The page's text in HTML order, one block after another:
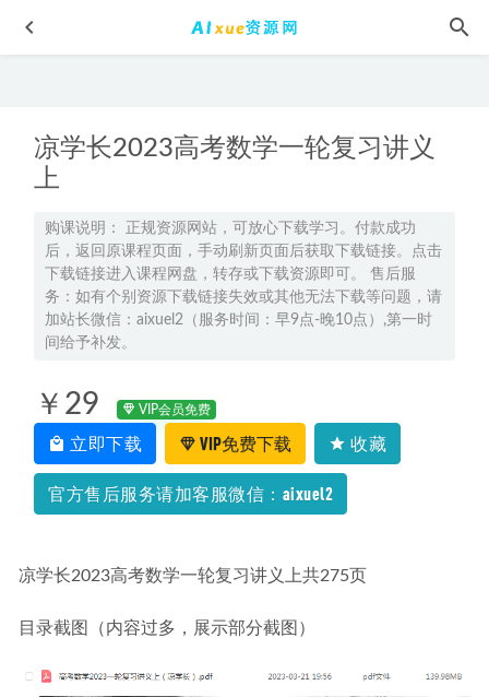
凉学长2023高考数学一轮复习讲义
上
购课说明： 正规资源网站，可放心下载学习。付款成功
后，返回原课程页面，手动刷新页面后获取下载链接。点击
下载链接进入课程网盘，转存或下载资源即可。 售后服
务：如有个别资源下载链接失效或其他无法下载等问题，请
加站长微信：aixuel2（服务时间：早9点-晚10点）,第一时
间给予补发。
￥29 VIP会员免费
立即下载 VIP免费下载 收藏
官方售后服务请加客服微信：aixuel2
凉学长2023高考数学一轮复习讲义上共275页
目录截图（内容过多，展示部分截图）
23年高考押题-2023金考卷《10年高考试题汇编》全科
2023-
04-23
有道2026王伟高三数学二轮复习寒假班视频教程 2026-01-17
高艳丽英语2024高艳丽高三英语教程24年高考英语二轮复习
律师懂点心理学,10倍引爆收入增长,百度网盘资源打包下载
2021-06-07
情感咨询师高效就业班18节【完结】网课教学课程，百度网
盘资源下载 2022-05-08